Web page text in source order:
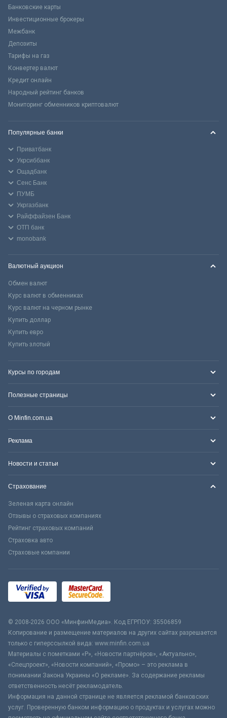
Банковские карты
Инвестиционные брокеры
Межбанк
Депозиты
Тарифы на газ
Конвертер валют
Кредит онлайн
Народный рейтинг банков
Мониторинг обменников криптовалют
Популярные банки
Приватбанк
Укрсиббанк
Ощадбанк
Сенс Банк
ПУМБ
Укргазбанк
Райффайзен Банк
ОТП банк
monobank
Валютный аукцион
Обмен валют
Курс валют в обменниках
Курс валют на черном рынке
Купить доллар
Купить евро
Купить злотый
Курсы по городам
Полезные страницы
О Minfin.com.ua
Реклама
Новости и статьи
Страхование
Зеленая карта онлайн
Отзывы о страховых компаниях
Рейтинг страховых компаний
Страховка авто
Страховые компании
© 2008-2026 ООО «МинфинМедиа». Код ЕГРПОУ: 35506859
Копирование и размещение материалов на других сайтах разрешается
только с гиперссылкой вида: www.minfin.com.ua
Материалы с пометками «Р», «Новости партнёров», «Актуально»,
«Спецпроект», «Новости компаний», «Промо» – это реклама в
понимании Закона Украины «О рекламе». За содержание рекламы
ответственность несёт рекламодатель.
Информация на данной странице не является рекламой банковских
услуг. Проверенную банком информацию о продуктах и услугах можно